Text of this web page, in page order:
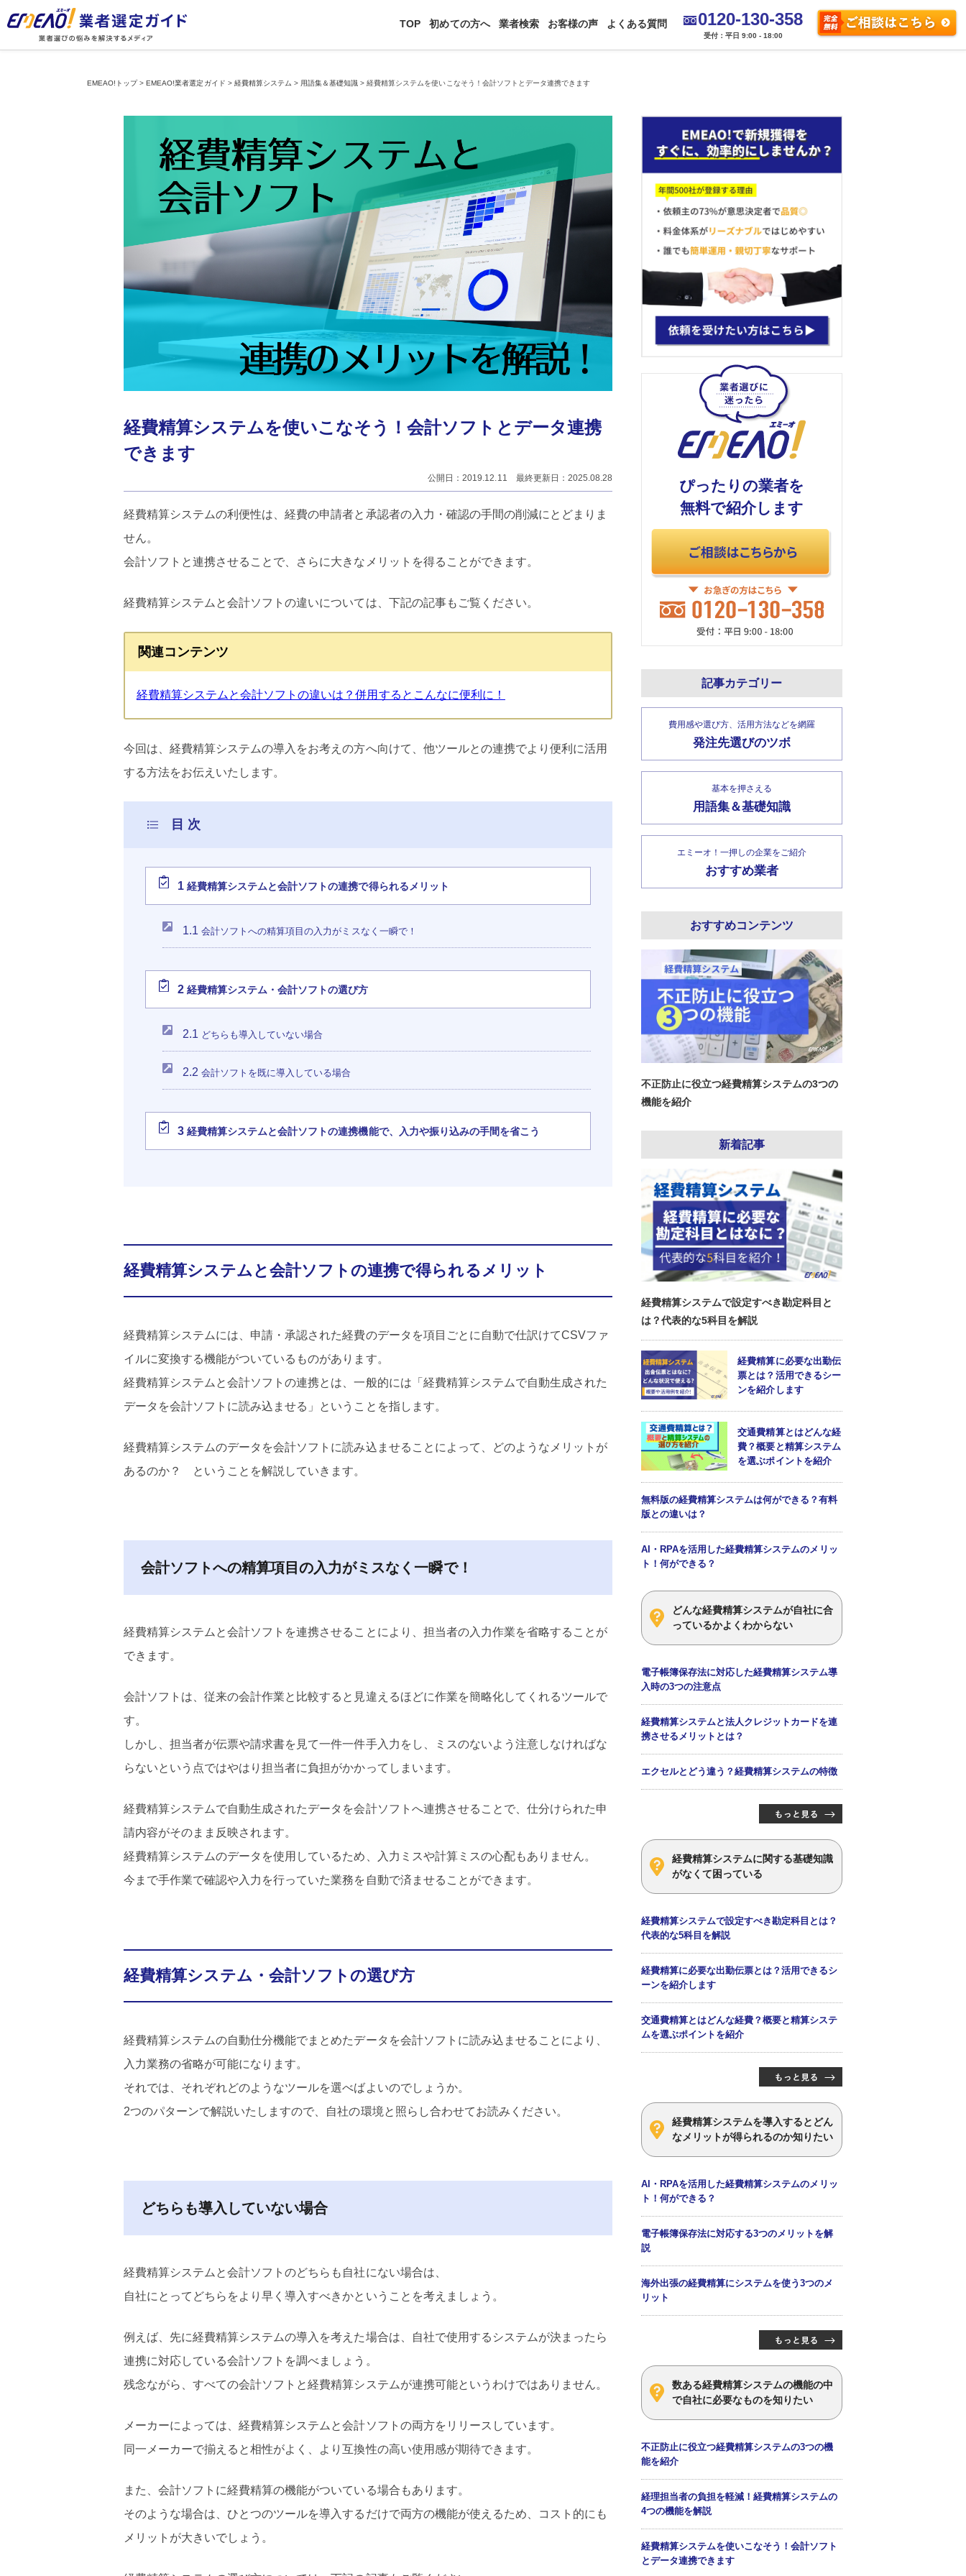
TOP 初めての方へ 業者検索 お客様の声 よくある質問 0120-130-358
受付：平日 9:00 - 18:00
EMEAO!トップ>EMEAO!業者選定ガイド > 経費精算システム > 用語集＆基礎知識 >経費精算システムを使いこなそう！会計ソフトとデータ連携できます
経費精算システムを使いこなそう！会計ソフトとデータ連携
できます
公開日：2019.12.11 最終更新日：2025.08.28
経費精算システムの利便性は、経費の申請者と承認者の入力・確認の手間の削減にとどまりま
せん。
会計ソフトと連携させることで、さらに大きなメリットを得ることができます。
経費精算システムと会計ソフトの違いについては、下記の記事もご覧ください。
関連コンテンツ
経費精算システムと会計ソフトの違いは？併用するとこんなに便利に！
今回は、経費精算システムの導入をお考えの方へ向けて、他ツールとの連携でより便利に活用
する方法をお伝えいたします。
1 経費精算システムと会計ソフトの連携で得られるメリット
1.1 会計ソフトへの精算項目の入力がミスなく一瞬で！
2 経費精算システム・会計ソフトの選び方
2.1 どちらも導入していない場合
2.2 会計ソフトを既に導入している場合
3 経費精算システムと会計ソフトの連携機能で、入力や振り込みの手間を省こう
経費精算システムと会計ソフトの連携で得られるメリット
経費精算システムには、申請・承認された経費のデータを項目ごとに自動で仕訳けてCSVファ
イルに変換する機能がついているものがあります。
経費精算システムと会計ソフトの連携とは、一般的には「経費精算システムで自動生成された
データを会計ソフトに読み込ませる」ということを指します。
経費精算システムのデータを会計ソフトに読み込ませることによって、どのようなメリットが
あるのか？ ということを解説していきます。
会計ソフトへの精算項目の入力がミスなく一瞬で！
経費精算システムと会計ソフトを連携させることにより、担当者の入力作業を省略することが
できます。
会計ソフトは、従来の会計作業と比較すると見違えるほどに作業を簡略化してくれるツールで
す。
しかし、担当者が伝票や請求書を見て一件一件手入力をし、ミスのないよう注意しなければな
らないという点ではやはり担当者に負担がかかってしまいます。
経費精算システムで自動生成されたデータを会計ソフトへ連携させることで、仕分けられた申
請内容がそのまま反映されます。
経費精算システムのデータを使用しているため、入力ミスや計算ミスの心配もありません。
今まで手作業で確認や入力を行っていた業務を自動で済ませることができます。
経費精算システム・会計ソフトの選び方
経費精算システムの自動仕分機能でまとめたデータを会計ソフトに読み込ませることにより、
入力業務の省略が可能になります。
それでは、それぞれどのようなツールを選べばよいのでしょうか。
2つのパターンで解説いたしますので、自社の環境と照らし合わせてお読みください。
どちらも導入していない場合
経費精算システムと会計ソフトのどちらも自社にない場合は、
自社にとってどちらをより早く導入すべきかということを考えましょう。
例えば、先に経費精算システムの導入を考えた場合は、自社で使用するシステムが決まったら
連携に対応している会計ソフトを調べましょう。
残念ながら、すべての会計ソフトと経費精算システムが連携可能というわけではありません。
メーカーによっては、経費精算システムと会計ソフトの両方をリリースしています。
同一メーカーで揃えると相性がよく、より互換性の高い使用感が期待できます。
また、会計ソフトに経費精算の機能がついている場合もあります。
そのような場合は、ひとつのツールを導入するだけで両方の機能が使えるため、コスト的にも
メリットが大きいでしょう。
ぴったりの業者を
無料で紹介します
記事カテゴリー
費用感や選び方、活用方法などを網羅
発注先選びのツボ
基本を押さえる
用語集＆基礎知識
エミーオ！一押しの企業をご紹介
おすすめ業者
おすすめコンテンツ
不正防止に役立つ経費精算システムの3つの
機能を紹介
新着記事
経費精算システムで設定すべき勘定科目と
は？代表的な5科目を解説
経費精算に必要な出勤伝
票とは？活用できるシー
ンを紹介します
交通費精算とはどんな経
費？概要と精算システム
を選ぶポイントを紹介
無料版の経費精算システムは何ができる？有料
版との違いは？
AI・RPAを活用した経費精算システムのメリッ
ト！何ができる？
どんな経費精算システムが自社に合
っているかよくわからない
電子帳簿保存法に対応した経費精算システム導
入時の3つの注意点
経費精算システムと法人クレジットカードを連
携させるメリットとは？
エクセルとどう違う？経費精算システムの特徴
経費精算システムに関する基礎知識
がなくて困っている
経費精算システムで設定すべき勘定科目とは？
代表的な5科目を解説
経費精算に必要な出勤伝票とは？活用できるシ
ーンを紹介します
交通費精算とはどんな経費？概要と精算システ
ムを選ぶポイントを紹介
経費精算システムを導入するとどん
なメリットが得られるのか知りたい
AI・RPAを活用した経費精算システムのメリッ
ト！何ができる？
電子帳簿保存法に対応する3つのメリットを解
説
海外出張の経費精算にシステムを使う3つのメ
リット
数ある経費精算システムの機能の中
で自社に必要なものを知りたい
不正防止に役立つ経費精算システムの3つの機
能を紹介
経理担当者の負担を軽減！経費精算システムの
4つの機能を解説
経費精算システムを使いこなそう！会計ソフト
とデータ連携できます